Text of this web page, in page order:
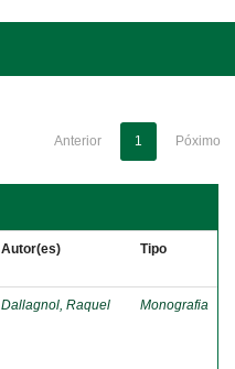
Anterior 1 Póximo
Autor(es) Tipo
Dallagnol, Raquel Monografia